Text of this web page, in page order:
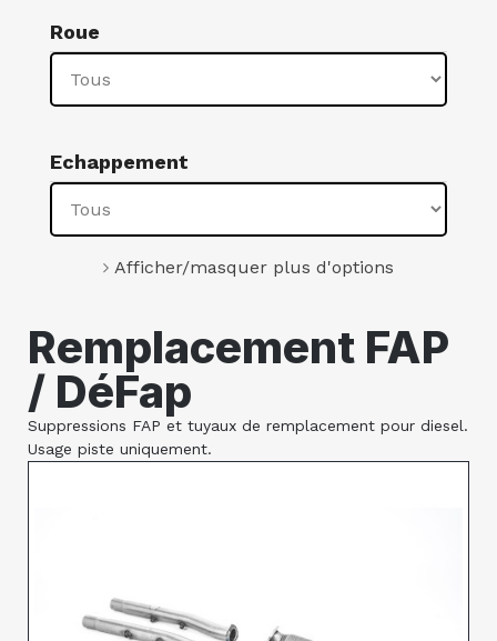
Roue
Echappement
Afficher/masquer plus d'options
Remplacement FAP
/ DéFap
Suppressions FAP et tuyaux de remplacement pour diesel.
Usage piste uniquement.